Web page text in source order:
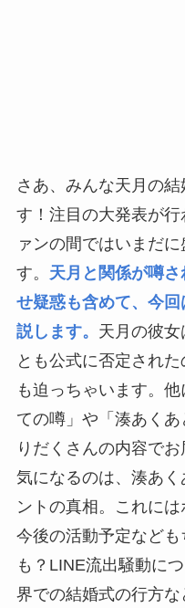
さあ、みんな天月の
す！注目の大発表が
ァンの間ではいまだ
す。 天月と関係が噂
せ疑惑も含めて、今
説します。 天月の彼
とも公式に否定され
も迫っちゃいます。
ての噂」や「湊あく
りだくさんの内容で
気になるのは、湊あ
ントの真相。これには
今後の活動予定など
も？LINE流出騒動に
界での結婚式の行方